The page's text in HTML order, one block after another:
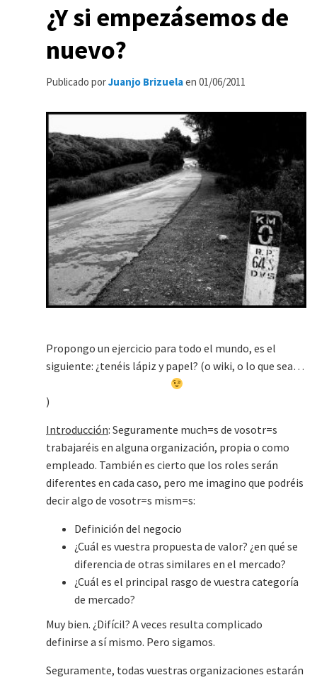
¿Y si empezásemos de
nuevo?
Publicado porJuanjo Brizuelaen 01/06/2011
Propongo un ejercicio para todo el mundo, es el
siguiente: ¿tenéis lápiz y papel? (o wiki, o lo que sea…
)
Introducción: Seguramente much=s de vosotr=s
trabajaréis en alguna organización, propia o como
empleado. También es cierto que los roles serán
diferentes en cada caso, pero me imagino que podréis
decir algo de vosotr=s mism=s:
Definición del negocio
¿Cuál es vuestra propuesta de valor? ¿en qué se
diferencia de otras similares en el mercado?
¿Cuál es el principal rasgo de vuestra categoría
de mercado?
Muy bien. ¿Difícil? A veces resulta complicado
definirse a sí mismo. Pero sigamos.
Seguramente, todas vuestras organizaciones estarán